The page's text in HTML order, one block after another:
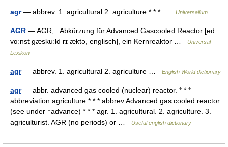
agr— abbrev. 1. agricultural 2. agriculture * * * … Universalium
AGR — AGR, Abkürzung für Advanced Gascooled Reactor [əd
vɑːnst gæskuːld rɪ æktə, englisch], ein Kernreaktor …
Universal-
Lexikon
agr— abbrev. 1. agricultural 2. agriculture … English World dictionary
agr— abbr. advanced gas cooled (nuclear) reactor. * * *
abbreviation agriculture * * * abbrev Advanced gas cooled reactor
(see under ↑advance) * * * agr. 1. agricultural. 2. agriculture. 3.
agriculturist. AGR (no periods) or …
Useful english dictionary